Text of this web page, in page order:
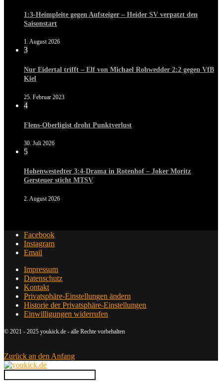
1:3-Heimpleite gegen Aufsteiger – Heider SV verpatzt den
Saisonstart
1. August 2026
3
Nur Eidertal trifft – Elf von Michael Rohwedder 2:2 gegen VfB
Kiel
25. Februar 2023
4
Flens-Oberligist droht Punktverlust
30. Juli 2026
5
Hohenwestedter 3:4-Drama in Rotenhof – Joker Moritz
Gersteuer sticht MTSV
2. August 2026
Facebook
Instagram
Email
Impressum
Datenschutz
Kontakt
Privatsphäre-Einstellungen ändern
Historie der Privatsphäre-Einstellungen
Einwilligungen widerrufen
© 2021 - 2025 youkick.de - alle Rechte vorbehalten
Zurück an den Anfang